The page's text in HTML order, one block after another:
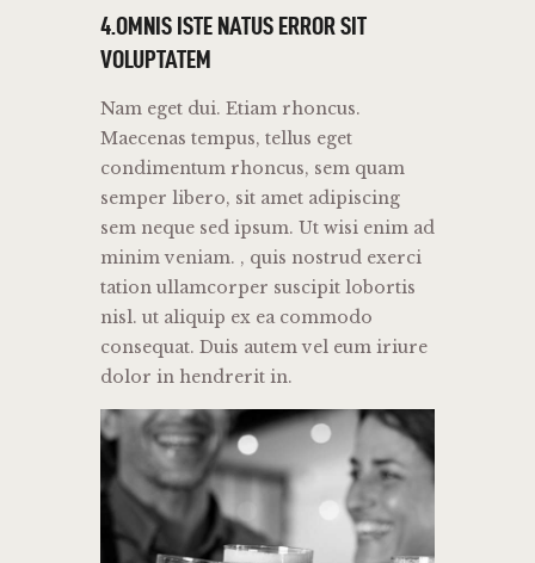
4.OMNIS ISTE NATUS ERROR SIT
VOLUPTATEM
Nam eget dui. Etiam rhoncus.
Maecenas tempus, tellus eget
condimentum rhoncus, sem quam
semper libero, sit amet adipiscing
sem neque sed ipsum. Ut wisi enim ad
minim veniam. , quis nostrud exerci
tation ullamcorper suscipit lobortis
nisl. ut aliquip ex ea commodo
consequat. Duis autem vel eum iriure
dolor in hendrerit in.